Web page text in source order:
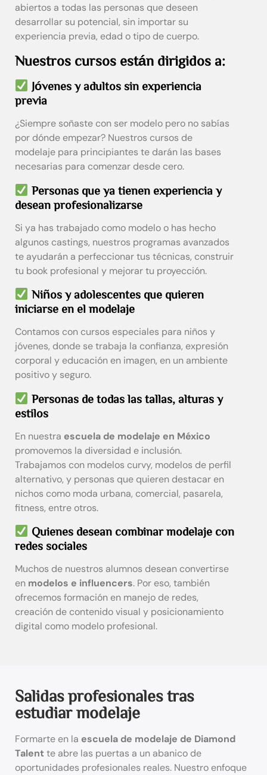
abiertos a todas las personas que deseen
desarrollar su potencial, sin importar su
experiencia previa, edad o tipo de cuerpo.
Nuestros cursos están dirigidos a:
Jóvenes y adultos sin experiencia
previa
¿Siempre soñaste con ser modelo pero no sabías
por dónde empezar? Nuestros cursos de
modelaje para principiantes te darán las bases
necesarias para comenzar desde cero.
Personas que ya tienen experiencia y
desean profesionalizarse
Si ya has trabajado como modelo o has hecho
algunos castings, nuestros programas avanzados
te ayudarán a perfeccionar tus técnicas, construir
tu book profesional y mejorar tu proyección.
Niños y adolescentes que quieren
iniciarse en el modelaje
Contamos con cursos especiales para niños y
jóvenes, donde se trabaja la confianza, expresión
corporal y educación en imagen, en un ambiente
positivo y seguro.
Personas de todas las tallas, alturas y
estilos
En nuestra escuela de modelaje en México
promovemos la diversidad e inclusión.
Trabajamos con modelos curvy, modelos de perfil
alternativo, y personas que quieren destacar en
nichos como moda urbana, comercial, pasarela,
fitness, entre otros.
Quienes desean combinar modelaje con
redes sociales
Muchos de nuestros alumnos desean convertirse
en modelos e influencers. Por eso, también
ofrecemos formación en manejo de redes,
creación de contenido visual y posicionamiento
digital como modelo profesional.
Salidas profesionales tras
estudiar modelaje
Formarte en la escuela de modelaje de Diamond
Talent te abre las puertas a un abanico de
oportunidades profesionales reales. Nuestro enfoque